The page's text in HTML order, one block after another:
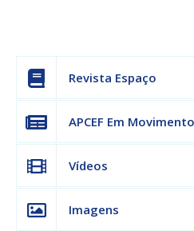
Revista Espaço
APCEF Em Movimento
Vídeos
Imagens